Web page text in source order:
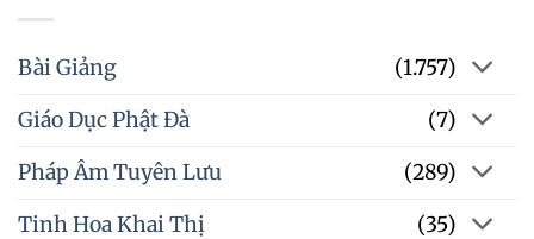
Bài Giảng
(1.757)
Giáo Dục Phật Đà
(7)
Pháp Âm Tuyên Lưu
(289)
Tinh Hoa Khai Thị
(35)